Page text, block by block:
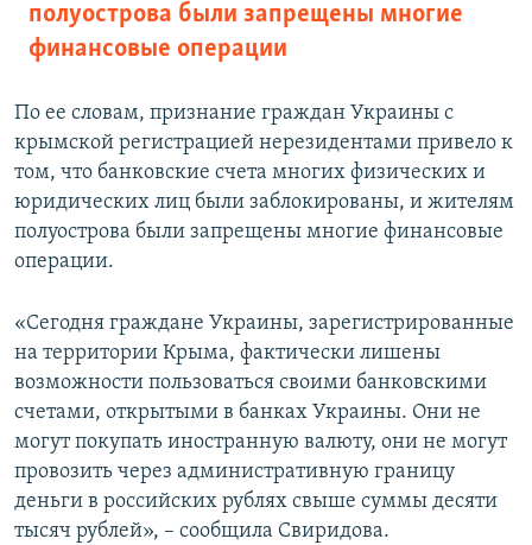
полуострова были запрещены многие
финансовые операции
По ее словам, признание граждан Украины с
крымской регистрацией нерезидентами привело к
том, что банковские счета многих физических и
юридических лиц были заблокированы, и жителям
полуострова были запрещены многие финансовые
операции.
«Сегодня граждане Украины, зарегистрированные
на территории Крыма, фактически лишены
возможности пользоваться своими банковскими
счетами, открытыми в банках Украины. Они не
могут покупать иностранную валюту, они не могут
провозить через административную границу
деньги в российских рублях свыше суммы десяти
тысяч рублей», – сообщила Свиридова.